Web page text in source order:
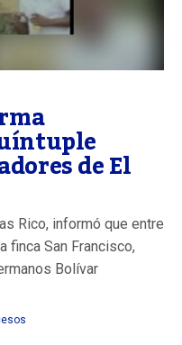
de El
Rico, informó que entre
finca San Francisco,
Bolívar